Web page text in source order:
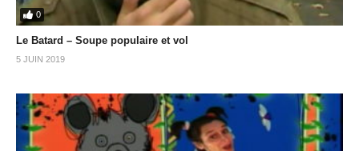
0
Le Batard – Soupe populaire et vol
5 JUIN 2019